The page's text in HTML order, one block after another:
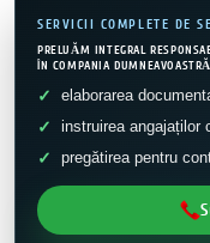
SERVICII COMPLETE DE
PRELUĂM INTEGRAL
ÎN COMPANIA DUMNEAVOASTRĂ
elaborarea
instruirea angajaților
pregătirea pentru